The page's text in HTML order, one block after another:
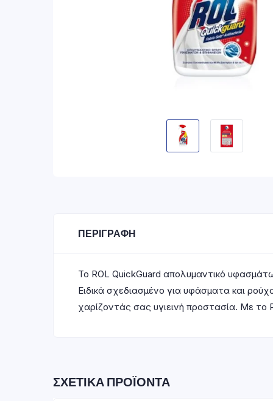
ΠΕΡΙΓΡΑΦΉ
Το ROL QuickGuard απολυμαντικό
Ειδικά σχεδιασμένο για υφάσματα και
χαρίζοντάς σας υγιεινή προστασία. Με το
ΣΧΕΤΙΚΆ ΠΡΟΪΌΝΤΑ